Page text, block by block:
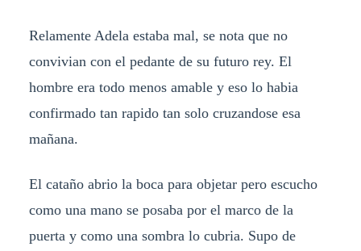
Relamente Adela estaba mal, se nota que no
convivian con el pedante de su futuro rey. El
hombre era todo menos amable y eso lo habia
confirmado tan rapido tan solo cruzandose esa
mañana.
El cataño abrio la boca para objetar pero escucho
como una mano se posaba por el marco de la
puerta y como una sombra lo cubria. Supo de